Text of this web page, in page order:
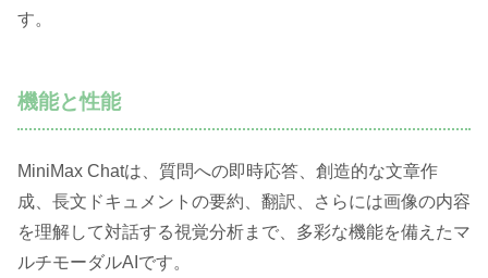
す。
機能と性能
MiniMax Chatは、質問への即時応答、創造的な文章作
成、長文ドキュメントの要約、翻訳、さらには画像の内容
を理解して対話する視覚分析まで、多彩な機能を備えたマ
ルチモーダルAIです。